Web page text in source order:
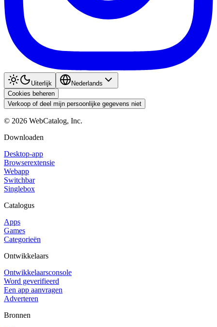
Uiterlijk
Nederlands
Cookies beheren
Verkoop of deel mijn persoonlijke gegevens niet
© 2026 WebCatalog, Inc.
Downloaden
Desktop-app
Browserextensie
Webapp
Switchbar
Singlebox
Catalogus
Apps
Games
Categorieën
Ontwikkelaars
Ontwikkelaarsconsole
Word geverifieerd
Een app aanvragen
Adverteren
Bronnen